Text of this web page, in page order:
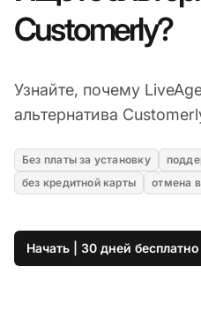
Customerly?
Узнайте, почему
альтернатива
Без платы за установку
без кредитной карты
отмена
Начать | 30 дней бесплатно